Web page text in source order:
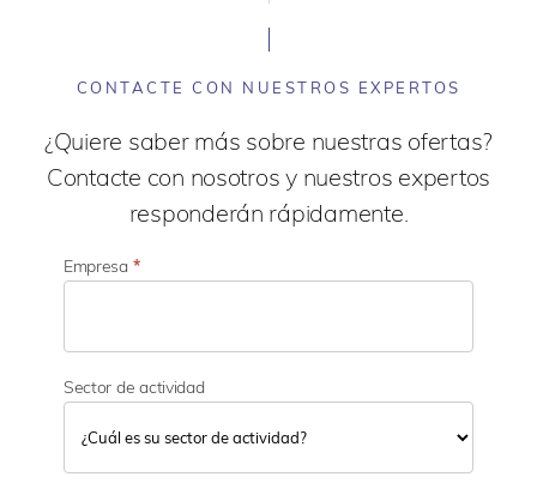
CONTACTE CON NUESTROS EXPERTOS
¿Quiere saber más sobre nuestras ofertas?
Contacte con nosotros y nuestros expertos
responderán rápidamente.
Empresa *
Sector de actividad